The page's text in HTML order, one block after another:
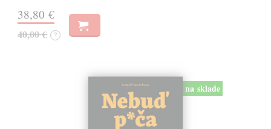
38,80 €
40,00 € ?
na sklade